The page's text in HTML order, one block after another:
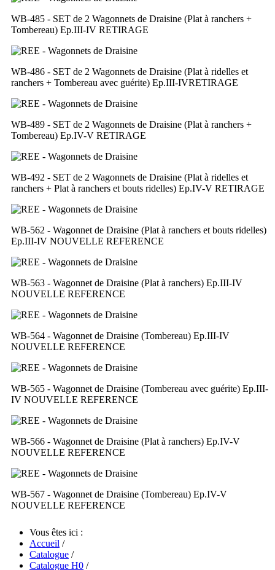
WB-485 - SET de 2 Wagonnets de Draisine (Plat à ranchers +
Tombereau) Ep.III-IV RETIRAGE
WB-486 - SET de 2 Wagonnets de Draisine (Plat à ridelles et
ranchers + Tombereau avec guérite) Ep.III-IVRETIRAGE
WB-489 - SET de 2 Wagonnets de Draisine (Plat à ranchers +
Tombereau) Ep.IV-V RETIRAGE
WB-492 - SET de 2 Wagonnets de Draisine (Plat à ridelles et
ranchers + Plat à ranchers et bouts ridelles) Ep.IV-V RETIRAGE
WB-562 - Wagonnet de Draisine (Plat à ranchers et bouts ridelles)
Ep.III-IV NOUVELLE REFERENCE
WB-563 - Wagonnet de Draisine (Plat à ranchers) Ep.III-IV
NOUVELLE REFERENCE
WB-564 - Wagonnet de Draisine (Tombereau) Ep.III-IV
NOUVELLE REFERENCE
WB-565 - Wagonnet de Draisine (Tombereau avec guérite) Ep.III-
IV NOUVELLE REFERENCE
WB-566 - Wagonnet de Draisine (Plat à ranchers) Ep.IV-V
NOUVELLE REFERENCE
WB-567 - Wagonnet de Draisine (Tombereau) Ep.IV-V
NOUVELLE REFERENCE
Vous êtes ici :
Accueil /
Catalogue /
Catalogue H0 /